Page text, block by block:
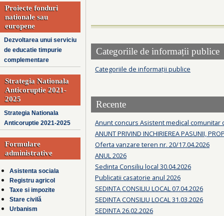
Proiecte fonduri
nationale sau
europene
Dezvoltarea unui serviciu
de educatie timpurie
complementare
Strategia Nationala
Anticoruptie 2021-
2025
Strategia Nationala
Anticoruptie 2021-2025
Formulare
administrative
Asistenta sociala
Registru agricol
Taxe si impozite
Stare civilă
Urbanism
Categoriile de informații publice
Categoriile de informații publice
Recente
Anunt concurs Asistent medical comunitar
ANUNT PRIVIND INCHIRIEREA PASUNII,
Oferta vanzare teren nr. 20/17.04.2026
ANUL 2026
Sedinta Consiliu local 30.04.2026
Publicatii casatorie anul 2026
SEDINTA CONSILIU LOCAL 07.04.2026
SEDINTA CONSILIU LOCAL 31.03.2026
SEDINTA 26.02.2026